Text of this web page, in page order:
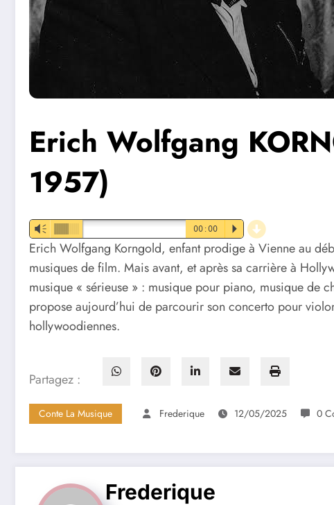
Erich Wolfgang
1957)
Vm 00:00 P d
Erich Wolfgang Korngold, enfant prodige à Vienne au
musiques de film. Mais avant, et après sa carrière à
musique « sérieuse » : musique pour piano, musique de
propose aujourd’hui de parcourir son concerto pour
hollywoodiennes.
Partagez :
Conte La Musique Frederique 12/05/2025 0
Frederique